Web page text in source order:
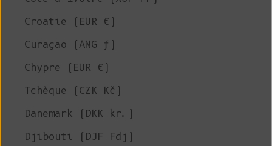
Croatie (EUR €)
Curaçao (ANG ƒ)
Chypre (EUR €)
Tchèque (CZK Kč)
Danemark (DKK kr.)
Djibouti (DJF Fdj)